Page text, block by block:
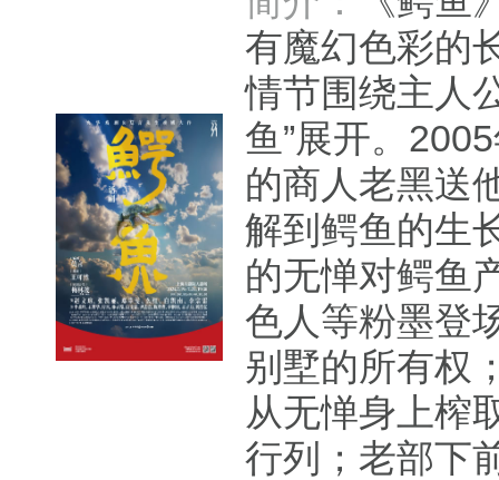
有魔幻色彩的
情节围绕主人
鱼”展开。
的商人老黑送
解到鳄鱼的生
的无惮对鳄鱼
色人等粉墨登
别墅的所有权
从无惮身上榨
行列；老部下